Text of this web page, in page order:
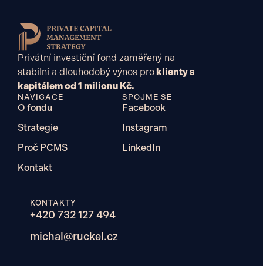
Privátní investiční fond zaměřený na
stabilní a dlouhodobý výnos pro klienty s
kapitálem od 1 milionu Kč.
NAVIGACE
O fondu
Strategie
Proč PCMS
Kontakt
SPOJME SE
Facebook
Instagram
LinkedIn
KONTAKTY
+420 732 127 494
michal@ruckel.cz